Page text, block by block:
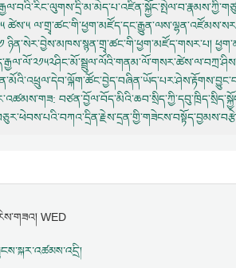
ཚེས་༥
ཉིན་སེར་བྱེས་མཁས་སྙན་གྲྭ་ཚང་གི་ཕྱག་མཛོད་གསར་པ།
:
WED